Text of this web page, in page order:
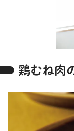
鶏むね肉